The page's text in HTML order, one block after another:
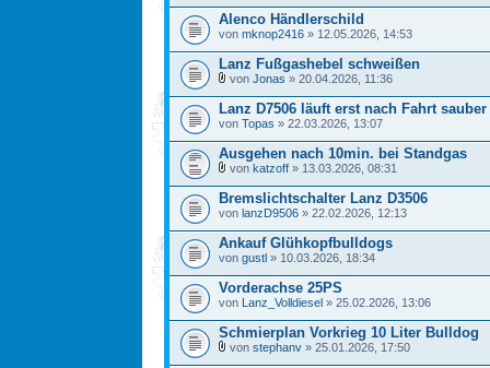
Alenco Händlerschild
von mknop2416 » 12.05.2026, 14:53
Lanz Fußgashebel schweißen
von Jonas » 20.04.2026, 11:36
Lanz D7506 läuft erst nach Fahrt
von Topas » 22.03.2026, 13:07
Ausgehen nach 10min. bei Standgas
von katzoff » 13.03.2026, 08:31
Bremslichtschalter Lanz D3506
von lanzD9506 » 22.02.2026, 12:13
Ankauf Glühkopfbulldogs
von gustl » 10.03.2026, 18:34
Vorderachse 25PS
von Lanz_Volldiesel » 25.02.2026, 13:06
Schmierplan Vorkrieg 10 Liter Bulldog
von stephanv » 25.01.2026, 17:50